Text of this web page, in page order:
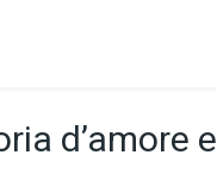
d’amore e